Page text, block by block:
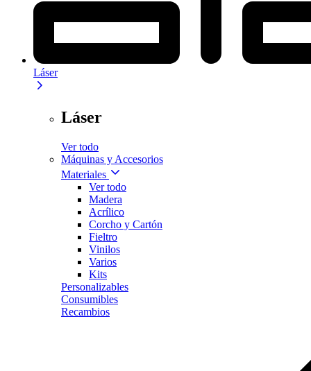
Láser
Láser
Ver todo
Máquinas y Accesorios
Materiales
Ver todo
Madera
Acrílico
Corcho y Cartón
Fieltro
Vinilos
Varios
Kits
Personalizables
Consumibles
Recambios